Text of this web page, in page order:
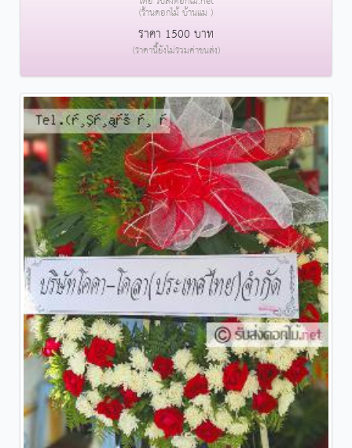
(ร้านดอกไม้ บ้านแม )
ราคา 1500 บาท
(ราคานี้ยังไม่รวมค่าขนส่ง)